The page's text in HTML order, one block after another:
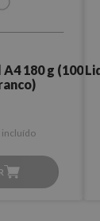
180 g (100
incluído